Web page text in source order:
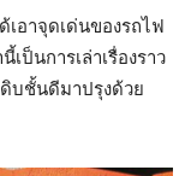
เอาจุดเด่นของรถไฟ
ป็นการเล่าเรื่องราว
บชั้นดีมาปรุงด้วย